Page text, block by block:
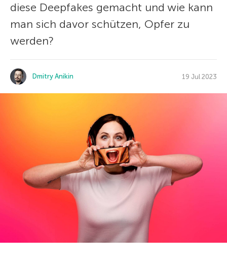
diese Deepfakes gemacht und wie kann
man sich davor schützen, Opfer zu
werden?
Dmitry Anikin 19 Jul 2023